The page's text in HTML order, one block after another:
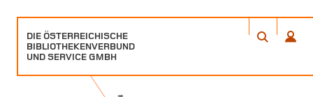
DIE ÖSTERREICHISCHE
BIBLIOTHEKENVERBUND
UND SERVICE GMBH
ÖFFNET
FENSTER